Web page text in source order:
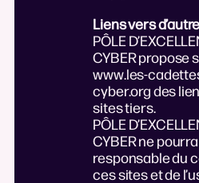
Liens vers
PÔLE
CYBER propose
www.les-
cyber.org des
sites tiers.
PÔLE
CYBER ne
responsable du
ces sites et de